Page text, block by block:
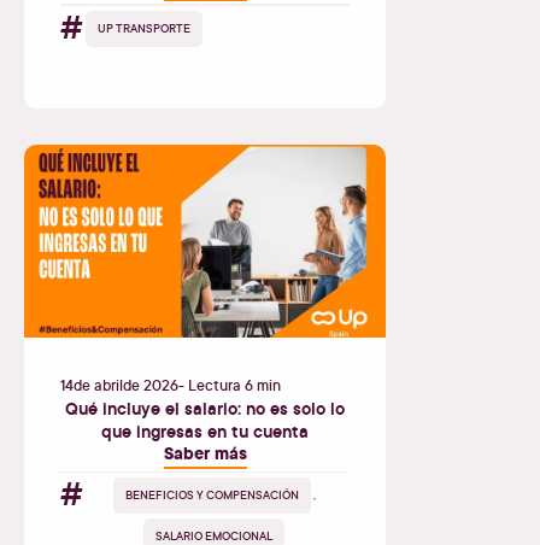
# UP TRANSPORTE
14deabrilde2026- Lectura 6 min
Qué incluye el salario: no es solo lo
que ingresas en tu cuenta
Saber más
# BENEFICIOS Y COMPENSACIÓN ,
SALARIO EMOCIONAL